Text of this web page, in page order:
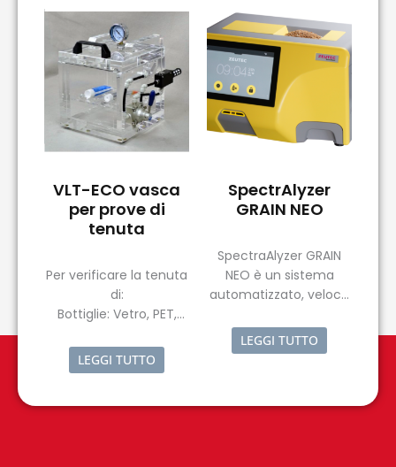
esigente.
VLT-ECO vasca
per prove di
tenuta
Per verificare la tenuta
di:
Bottiglie: Vetro, PET,
Tappi: Alluminio e altri
metallic, plastica
alluminio, scatole in
LEGGI TUTTO
SpectrAlyzer
GRAIN NEO
SpectraAlyzer GRAIN
NEO è un sistema
automatizzato, veloce
analisi di cereali, farine
e semi oleosi
LEGGI TUTTO